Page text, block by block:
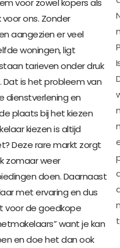
voor zowel kopers als
ons. Zonder
aangezien er veel
woningen, ligt
tarieven onder druk
Dat is het probleem van
dienstverlening en
plaats bij het kiezen
kiezen is altijd
Deze rare markt zorgt
zomaar weer
doen. Daarnaast
met ervaring en dus
voor de goedkope
want je kan
en doe het dan ook